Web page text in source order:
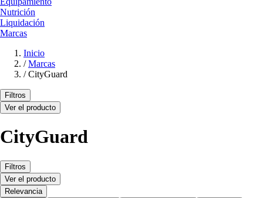
Nutrición
Liquidación
Marcas
Inicio
/ Marcas
/ CityGuard
Filtros
Ver el producto
CityGuard
Filtros
Ver el producto
Relevancia